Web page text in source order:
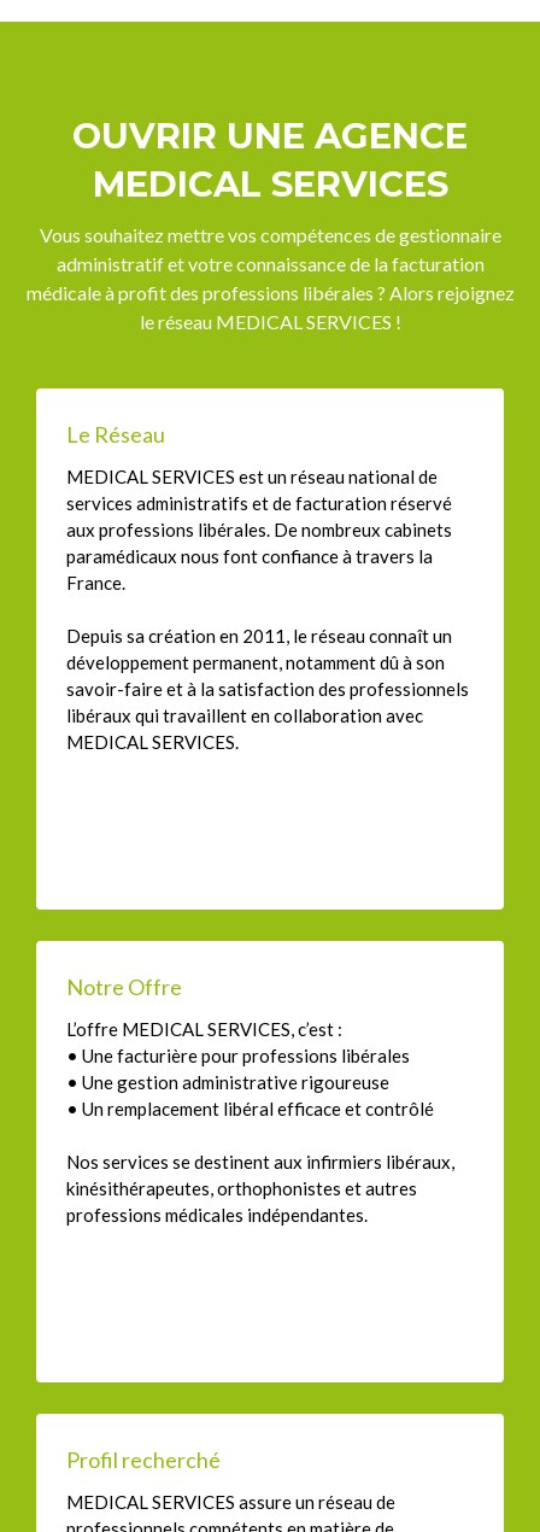
OUVRIR UNE AGENCE
MEDICAL SERVICES
Vous souhaitez mettre vos compétences de gestionnaire
administratif et votre connaissance de la facturation
médicale à profit des professions libérales ? Alors rejoignez
le réseau MEDICAL SERVICES !
Le Réseau
MEDICAL SERVICES est un réseau national de
services administratifs et de facturation réservé
aux professions libérales. De nombreux cabinets
paramédicaux nous font confiance à travers la
France.
Depuis sa création en 2011, le réseau connaît un
développement permanent, notamment dû à son
savoir-faire et à la satisfaction des professionnels
libéraux qui travaillent en collaboration avec
MEDICAL SERVICES.
Notre Offre
L’offre MEDICAL SERVICES, c’est :
• Une facturière pour professions libérales
• Une gestion administrative rigoureuse
• Un remplacement libéral efficace et contrôlé
Nos services se destinent aux infirmiers libéraux,
kinésithérapeutes, orthophonistes et autres
professions médicales indépendantes.
Profil recherché
MEDICAL SERVICES assure un réseau de